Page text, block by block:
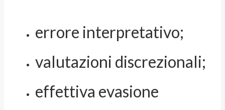
errore interpretativo;
valutazioni discrezionali;
effettiva evasione